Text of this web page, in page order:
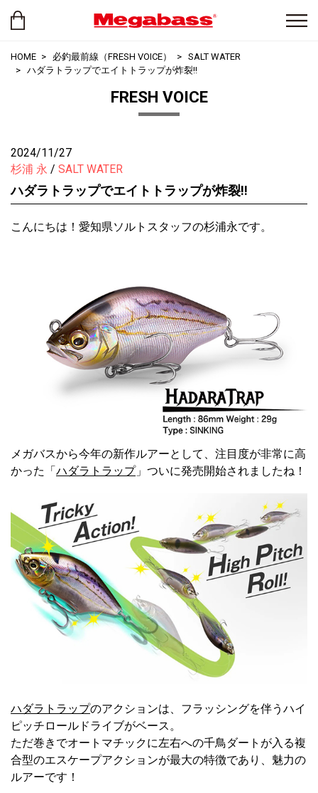
HOME 必釣最前線（FRESH VOICE）
SALT WATER
ハダラトラップでエイトトラップが炸裂!!
FRESH VOICE
2024/11/27
杉浦 永
SALT WATER
ハダラトラップでエイトトラップが炸裂!!
こんにちは！愛知県ソルトスタッフの杉浦永です。
メガバスから今年の新作ルアーとして、注目度が非常に高
かった「ハダラトラップ」ついに発売開始されましたね！
ハダラトラップのアクションは、フラッシングを伴うハイ
ピッチロールドライブがベース。
ただ巻きでオートマチックに左右への千鳥ダートが入る複
合型のエスケープアクションが最大の特徴であり、魅力の
ルアーです！